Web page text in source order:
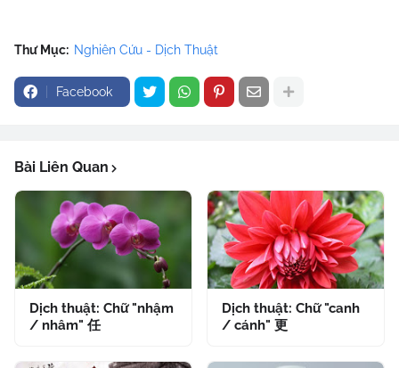
Thư Mục: Nghiên Cứu - Dịch Thuật
Facebook
Bài Liên Quan
Dịch thuật: Chữ "nhậm
/ nhâm" 任
Dịch thuật: Chữ "canh
/ cánh" 更